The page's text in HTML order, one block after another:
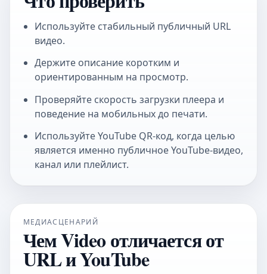
Используйте стабильный публичный URL
видео.
Держите описание коротким и
ориентированным на просмотр.
Проверяйте скорость загрузки плеера и
поведение на мобильных до печати.
ИспользуйтеYouTube QR-код, когда целью
является именно публичное YouTube-видео,
канал или плейлист.
МЕДИАСЦЕНАРИЙ
Чем Video отличается от
URL и YouTube